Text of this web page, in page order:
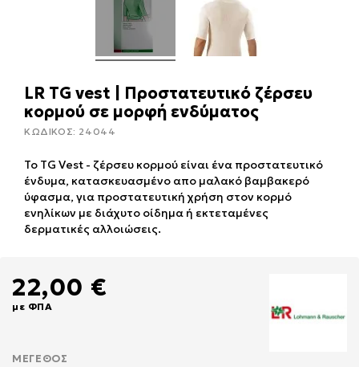
LR TG vest | Προστατευτικό ζέρσευ
κορμού σε μορφή ενδύματος
ΚΩΔΙΚΟΣ: 24044
To TG Vest - ζέρσευ κορμού είναι ένα προστατευτικό
ένδυμα, κατασκευασμένο απο μαλακό βαμβακερό
ύφασμα, για προστατευτική χρήση στον κορμό
ενηλίκων με διάχυτο οίδημα ή εκτεταμένες
δερματικές αλλοιώσεις.
22,00 €
με ΦΠΑ
ΜΈΓΕΘΟΣ